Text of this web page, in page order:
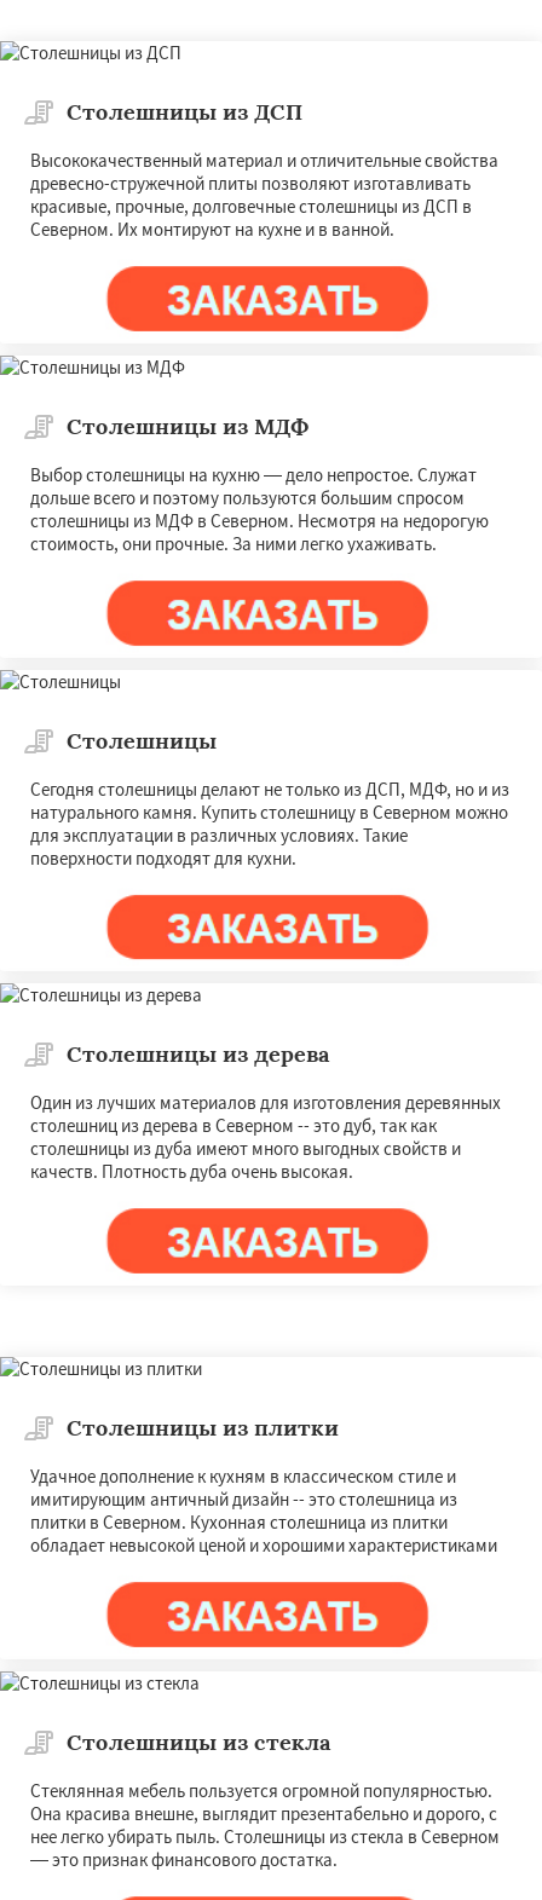
Столешницы из ДСП
Высококачественный материал и отличительные свойства
древесно-стружечной плиты позволяют изготавливать
красивые, прочные, долговечные столешницы из ДСП в
Северном. Их монтируют на кухне и в ванной.
Столешницы из МДФ
Выбор столешницы на кухню — дело непростое. Служат
дольше всего и поэтому пользуются большим спросом
столешницы из МДФ в Северном. Несмотря на недорогую
стоимость, они прочные. За ними легко ухаживать.
Столешницы
Сегодня столешницы делают не только из ДСП, МДФ, но и из
натурального камня. Купить столешницу в Северном можно
для эксплуатации в различных условиях. Такие
поверхности подходят для кухни.
Столешницы из дерева
Один из лучших материалов для изготовления деревянных
столешниц из дерева в Северном -- это дуб, так как
столешницы из дуба имеют много выгодных свойств и
качеств. Плотность дуба очень высокая.
Столешницы из плитки
Удачное дополнение к кухням в классическом стиле и
имитирующим античный дизайн -- это столешница из
плитки в Северном. Кухонная столешница из плитки
обладает невысокой ценой и хорошими характеристиками
Столешницы из стекла
Стеклянная мебель пользуется огромной популярностью.
Она красива внешне, выглядит презентабельно и дорого, с
нее легко убирать пыль. Столешницы из стекла в Северном
— это признак финансового достатка.